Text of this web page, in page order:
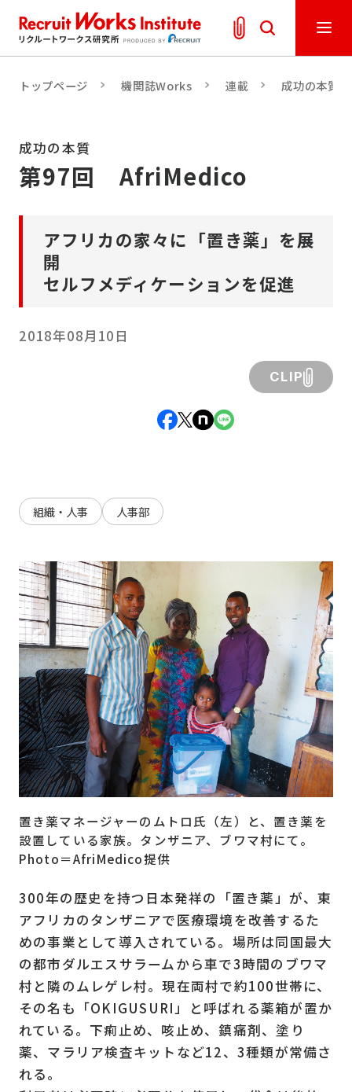
トップページ 機関誌Works 連載 成功の本質
成功の本質
第97回 AfriMedico
アフリカの家々に「置き薬」を展
開
セルフメディケーションを促進
2018年08月10日
CLIP
組織・人事 人事部
置き薬マネージャーのムトロ氏（左）と、置き薬を
設置している家族。タンザニア、ブワマ村にて。
Photo＝AfriMedico提供
300年の歴史を持つ日本発祥の「置き薬」が、東
アフリカのタンザニアで医療環境を改善するた
めの事業として導入されている。場所は同国最大
の都市ダルエスサラームから車で3時間のブワマ
村と隣のムレゲレ村。現在両村で約100世帯に、
その名も「OKIGUSURI」と呼ばれる薬箱が置か
れている。下痢止め、咳止め、鎮痛剤、塗り
薬、マラリア検査キットなど12、3種類が常備さ
れる。